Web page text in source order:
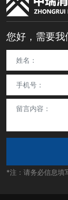
您好，需要我
*注：请务必信息填